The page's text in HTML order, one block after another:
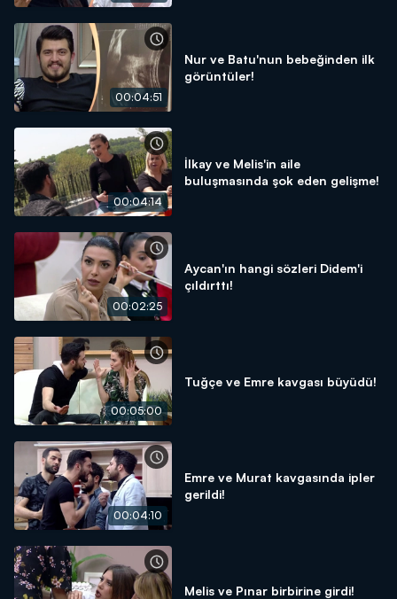
00:04:51
Nur ve Batu'nun bebeğinden ilk
görüntüler!
00:04:14
İlkay ve Melis'in aile
buluşmasında şok eden gelişme!
00:02:25
Aycan'ın hangi sözleri Didem'i
çıldırttı!
00:05:00
Tuğçe ve Emre kavgası büyüdü!
00:04:10
Emre ve Murat kavgasında ipler
gerildi!
Melis ve Pınar birbirine girdi!